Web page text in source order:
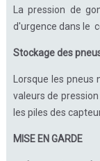
La pression de
d'urgence dans le
Stockage des
Lorsque les
valeurs de
les piles des
MISE EN GARDE